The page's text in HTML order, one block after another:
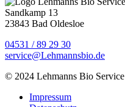
Sandkamp 13
23843 Bad Oldesloe
04531 / 89 29 30
service@Lehmannsbio.de
© 2024 Lehmanns Bio Service
Impressum